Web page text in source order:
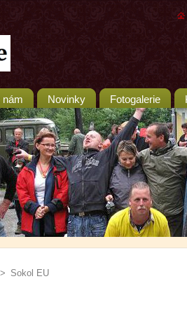
nám Novinky Fotogalerie
> Sokol EU